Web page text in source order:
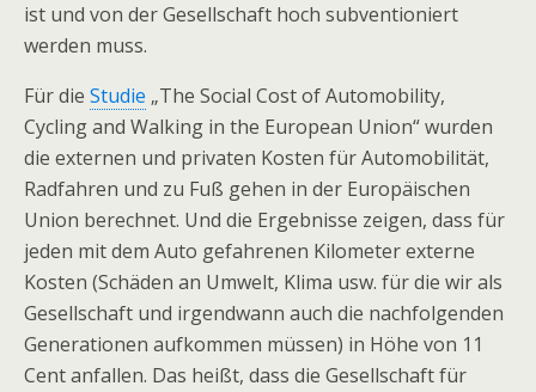
ist und von der Gesellschaft hoch subventioniert
werden muss.
Für die Studie „The Social Cost of Automobility,
Cycling and Walking in the European Union“ wurden
die externen und privaten Kosten für Automobilität,
Radfahren und zu Fuß gehen in der Europäischen
Union berechnet. Und die Ergebnisse zeigen, dass für
jeden mit dem Auto gefahrenen Kilometer externe
Kosten (Schäden an Umwelt, Klima usw. für die wir als
Gesellschaft und irgendwann auch die nachfolgenden
Generationen aufkommen müssen) in Höhe von 11
Cent anfallen. Das heißt, dass die Gesellschaft für